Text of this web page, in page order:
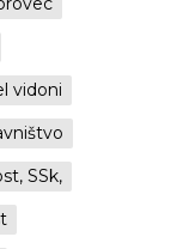
vidoni
SSk,